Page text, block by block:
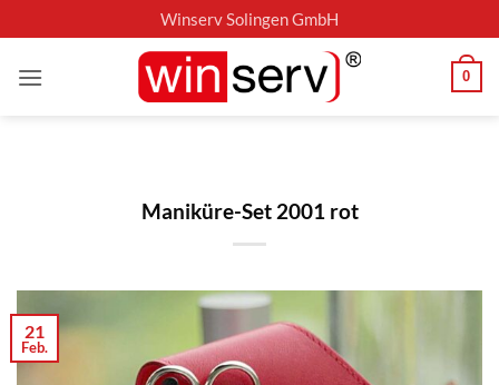
Inhalt
springen
Winserv Solingen GmbH
0
Maniküre-Set 2001 rot
21
Feb.